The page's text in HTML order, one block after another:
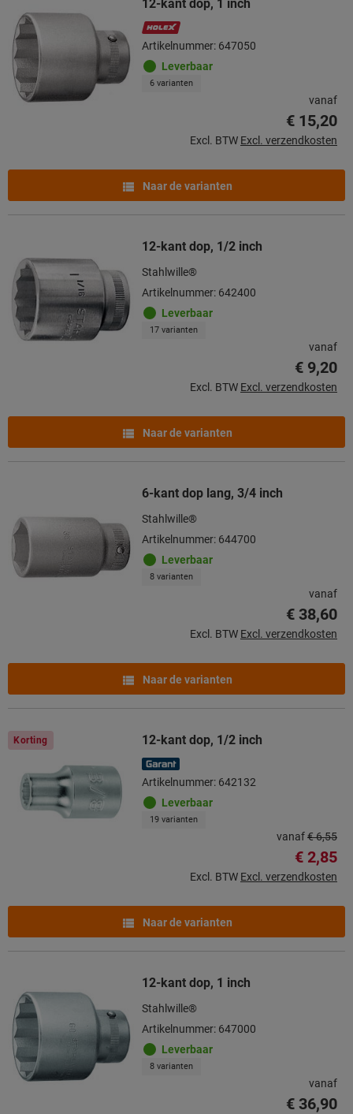
12-kant dop, 1 inch
Artikelnummer: 647050
Leverbaar
6 varianten
vanaf
€ 15,20
Excl. BTW Excl. verzendkosten
Naar de varianten
12-kant dop, 1/2 inch
Stahlwille®
Artikelnummer: 642400
Leverbaar
17 varianten
vanaf
€ 9,20
Excl. BTW Excl. verzendkosten
Naar de varianten
6-kant dop lang, 3/4 inch
Stahlwille®
Artikelnummer: 644700
Leverbaar
8 varianten
vanaf
€ 38,60
Excl. BTW Excl. verzendkosten
Naar de varianten
Korting 12-kant dop, 1/2 inch
Artikelnummer: 642132
Leverbaar
19 varianten
vanaf€ 6,55
€ 2,85
Excl. BTW Excl. verzendkosten
Naar de varianten
12-kant dop, 1 inch
Stahlwille®
Artikelnummer: 647000
Leverbaar
8 varianten
vanaf
€ 36,90